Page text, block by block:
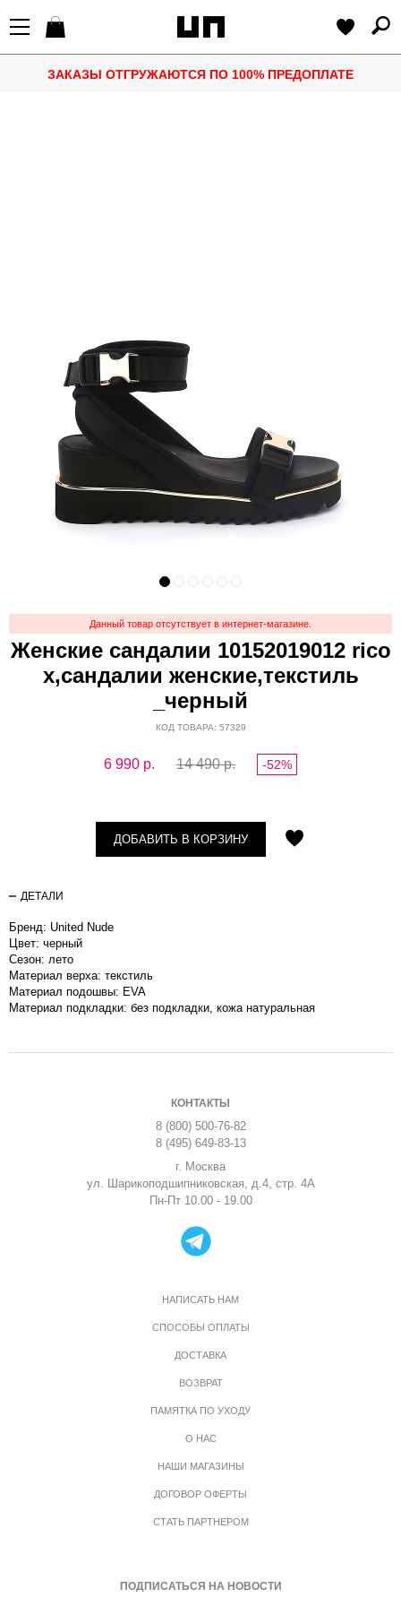
ЗАКАЗЫ ОТГРУЖАЮТСЯ ПО 100% ПРЕДОПЛАТЕ
Данный товар отсутствует в интернет-магазине.
Женские сандалии 10152019012 rico
x,сандалии женские,текстиль
_черный
КОД ТОВАРА: 57329
6 990 р. 14 490 р. -52%
ДОБАВИТЬ В КОРЗИНУ
ДЕТАЛИ
Бренд: United Nude
Цвет: черный
Сезон: лето
Материал верха: текстиль
Материал подошвы: EVA
Материал подкладки: без подкладки, кожа натуральная
КОНТАКТЫ
8 (800) 500-76-82
8 (495) 649-83-13
г. Москва
ул. Шарикоподшипниковская, д.4, стр. 4А
Пн-Пт 10.00 - 19.00
НАПИСАТЬ НАМ
СПОСОБЫ ОПЛАТЫ
ДОСТАВКА
ВОЗВРАТ
ПАМЯТКА ПО УХОДУ
О НАС
НАШИ МАГАЗИНЫ
ДОГОВОР ОФЕРТЫ
СТАТЬ ПАРТНЕРОМ
ПОДПИСАТЬСЯ НА НОВОСТИ